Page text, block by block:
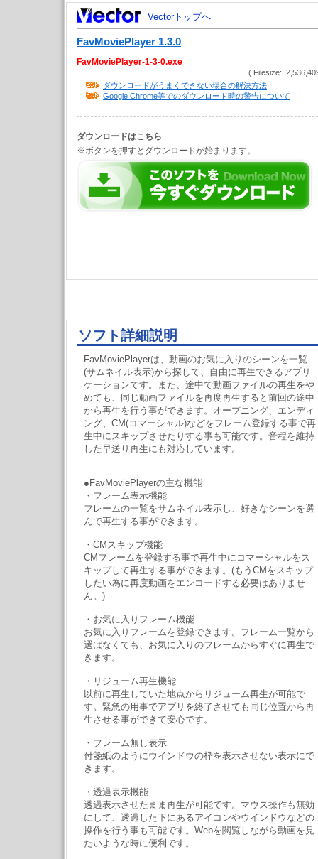
Vectorトップへ
FavMoviePlayer 1.3.0
FavMoviePlayer-1-3-0.exe
( Filesize:
ダウンロードがうまくできない場合の解決方法
Google Chrome等でのダウンロード時の警告について
ダウンロードはこちら
※ボタンを押すとダウンロードが始まります。
ソフト詳細説明
FavMoviePlayerは、動画のお気に入りのシーンを一覧
(サムネイル表示)から探して、自由に再生できるアプリ
ケーションです。また、途中で動画ファイルの再生をや
めても、同じ動画ファイルを再度再生すると前回の途中
から再生を行う事ができます。オープニング、エンディ
ング、CM(コマーシャル)などをフレーム登録する事で再
生中にスキップさせたりする事も可能です。音程を維持
した早送り再生にも対応しています。
●FavMoviePlayerの主な機能
・フレーム表示機能
フレームの一覧をサムネイル表示し、好きなシーンを選
んで再生する事ができます。
・CMスキップ機能
CMフレームを登録する事で再生中にコマーシャルをス
キップして再生する事ができます。(もうCMをスキップ
したい為に再度動画をエンコードする必要はありませ
ん。)
・お気に入りフレーム機能
お気に入りフレームを登録できます。フレーム一覧から
選ばなくても、お気に入りのフレームからすぐに再生で
きます。
・リジューム再生機能
以前に再生していた地点からリジューム再生が可能で
す。緊急の用事でアプリを終了させても同じ位置から再
生させる事ができて安心です。
・フレーム無し表示
付箋紙のようにウインドウの枠を表示させない表示にで
きます。
・透過表示機能
透過表示させたまま再生が可能です。マウス操作も無効
にして、透過した下にあるアイコンやウインドウなどの
操作を行う事も可能です。Webを閲覧しながら動画を見
たいような時に便利です。